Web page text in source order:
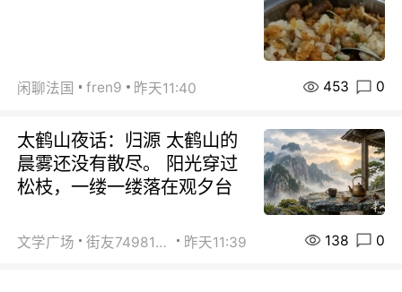
闲聊法国 fren9 昨天11:40 453 0
太鹤山夜话：归源 太鹤山的
晨雾还没有散尽。 阳光穿过
松枝，一缕一缕落在观夕台
文学广场 街友74981146 昨天11:39 138 0